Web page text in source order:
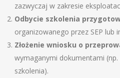
zazwyczaj w zakresie
Odbycie szkolenia
organizowanego przez SEP lub
Złożenie wniosku o
wymaganymi dokumentami
szkolenia).